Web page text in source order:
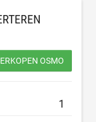
OSMO